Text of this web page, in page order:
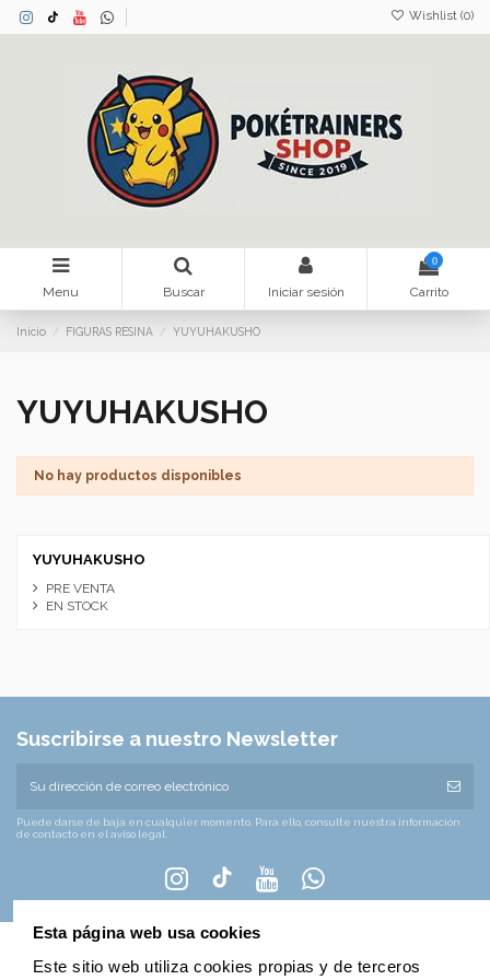
Wishlist (0)
Menu Buscar Iniciar sesión
0
Carrito
Inicio FIGURAS RESINA YUYUHAKUSHO
YUYUHAKUSHO
No hay productos disponibles
YUYUHAKUSHO
PRE VENTA
EN STOCK
Suscribirse a nuestro Newsletter
Puede darse de baja en cualquier momento. Para ello, consulte nuestra información
de contacto en el aviso legal.
Esta página web usa cookies
Este sitio web utiliza cookies propias y de terceros